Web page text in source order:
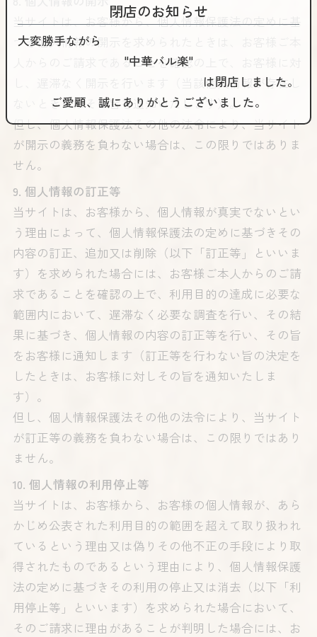
当サイトは、お客様から、個人情報保護法の定めに基
づき個人情報の開示を求められたときは、お客様ご本
人からのご請求であることを確認の上で、お客様に対
し、遅滞なく開示を行います（当該個人情報が存在し
ないときにはその旨を通知いたします）。
但し、個人情報保護法その他の法令により、当サイト
が開示の義務を負わない場合は、この限りではありま
せん。
9. 個人情報の訂正等
当サイトは、お客様から、個人情報が真実でないとい
う理由によって、個人情報保護法の定めに基づきその
内容の訂正、追加又は削除（以下「訂正等」といいま
す）を求められた場合には、お客様ご本人からのご請
求であることを確認の上で、利用目的の達成に必要な
範囲内において、遅滞なく必要な調査を行い、その結
果に基づき、個人情報の内容の訂正等を行い、その旨
をお客様に通知します（訂正等を行わない旨の決定を
したときは、お客様に対しその旨を通知いたしま
す）。
但し、個人情報保護法その他の法令により、当サイト
が訂正等の義務を負わない場合は、この限りではあり
ません。
10. 個人情報の利用停止等
当サイトは、お客様から、お客様の個人情報が、あら
かじめ公表された利用目的の範囲を超えて取り扱われ
ているという理由又は偽りその他不正の手段により取
得されたものであるという理由により、個人情報保護
法の定めに基づきその利用の停止又は消去（以下「利
用停止等」といいます）を求められた場合において、
そのご請求に理由があることが判明した場合には、お
閉店のお知らせ
大変勝手ながら
"中華バル楽"
は閉店しました。
ご愛顧、誠にありがとうございました。